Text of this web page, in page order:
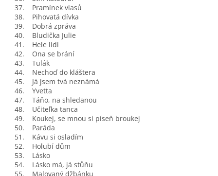
37. Pramínek vlasů
38. Pihovatá dívka
39. Dobrá zpráva
40. Bludička Julie
41. Hele lidi
42. Ona se brání
43. Tulák
44. Nechoď do kláštera
45. Já jsem tvá neznámá
46. Yvetta
47. Táňo, na shledanou
48. Učiteľka tanca
49. Koukej, se mnou si píseň broukej
50. Paráda
51. Kávu si osladím
52. Holubí dům
53. Lásko
54. Lásko má, já stůňu
55. Malovaný džbánku